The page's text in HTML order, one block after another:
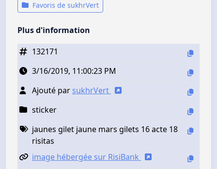
Favoris de sukhrVert
Plus d'information
132171
3/16/2019, 11:00:23 PM
Ajouté par sukhrVert
sticker
jaunes gilet jaune mars gilets 16 acte 18
risitas
image hébergée sur RisiBank